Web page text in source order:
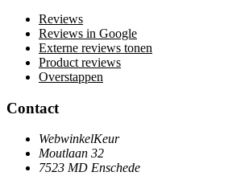
Reviews
Reviews in Google
Externe reviews tonen
Product reviews
Overstappen
Contact
WebwinkelKeur
Moutlaan 32
7523 MD Enschede